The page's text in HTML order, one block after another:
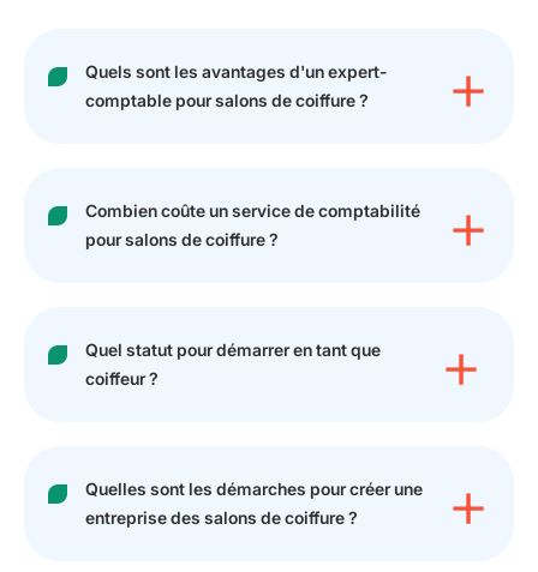
Quels sont les avantages d'un expert-
comptable pour salons de coiffure ?
Combien coûte un service de comptabilité
pour salons de coiffure ?
Quel statut pour démarrer en tant que
coiffeur ?
Quelles sont les démarches pour créer une
entreprise des salons de coiffure ?